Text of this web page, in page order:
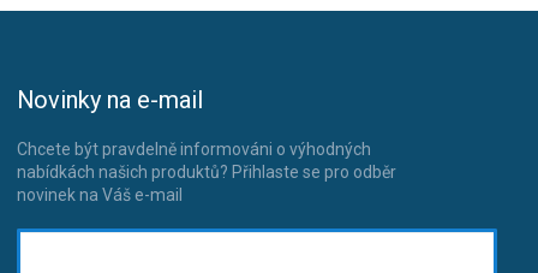
Novinky na e-mail
Chcete být pravdelně informováni o výhodných
nabídkách našich produktů? Přihlaste se pro odběr
novinek na Váš e-mail